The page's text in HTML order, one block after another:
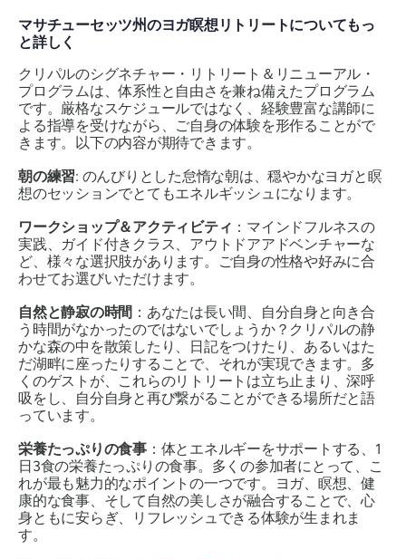
マサチューセッツ州のヨガ瞑想リトリートについてもっ
と詳しく
クリパルのシグネチャー・リトリート＆リニューアル・
プログラムは、体系性と自由さを兼ね備えたプログラム
です。厳格なスケジュールではなく、経験豊富な講師に
よる指導を受けながら、ご自身の体験を形作ることがで
きます。以下の内容が期待できます。
朝の練習: のんびりとした怠惰な朝は、穏やかなヨガと瞑
想のセッションでとてもエネルギッシュになります。
ワークショップ＆アクティビティ ：マインドフルネスの
実践、ガイド付きクラス、アウトドアアドベンチャーな
ど、様々な選択肢があります。ご自身の性格や好みに合
わせてお選びいただけます。
自然と静寂の時間 ：あなたは長い間、自分自身と向き合
う時間がなかったのではないでしょうか？クリパルの静
かな森の中を散策したり、日記をつけたり、あるいはた
だ湖畔に座ったりすることで、それが実現できます。多
くのゲストが、これらのリトリートは立ち止まり、深呼
吸をし、自分自身と再び繋がることができる場所だと語
っています。
栄養たっぷりの食事：体とエネルギーをサポートする、1
日3食の栄養たっぷりの食事。多くの参加者にとって、こ
れが最も魅力的なポイントの一つです。ヨガ、瞑想、健
康的な食事、そして自然の美しさが融合することで、心
身ともに安らぎ、リフレッシュできる体験が生まれま
す。